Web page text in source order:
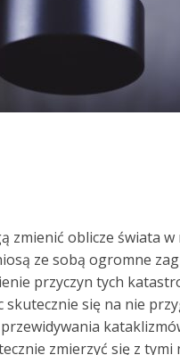
oblicze świata
ze sobą ogromne
przyczyn tych
skutecznie się na nie
zmierzyć się z